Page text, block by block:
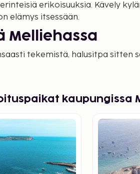
erikoisuuksia. Kävely
elämys itsessään.
Melliehassa
tekemistä, halusitpa sitten
viehättävä Popeye Village -
Melliehaan Sembolta, voit valita
kaupungissa